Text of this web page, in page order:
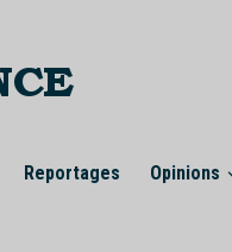
Reportages Opinions